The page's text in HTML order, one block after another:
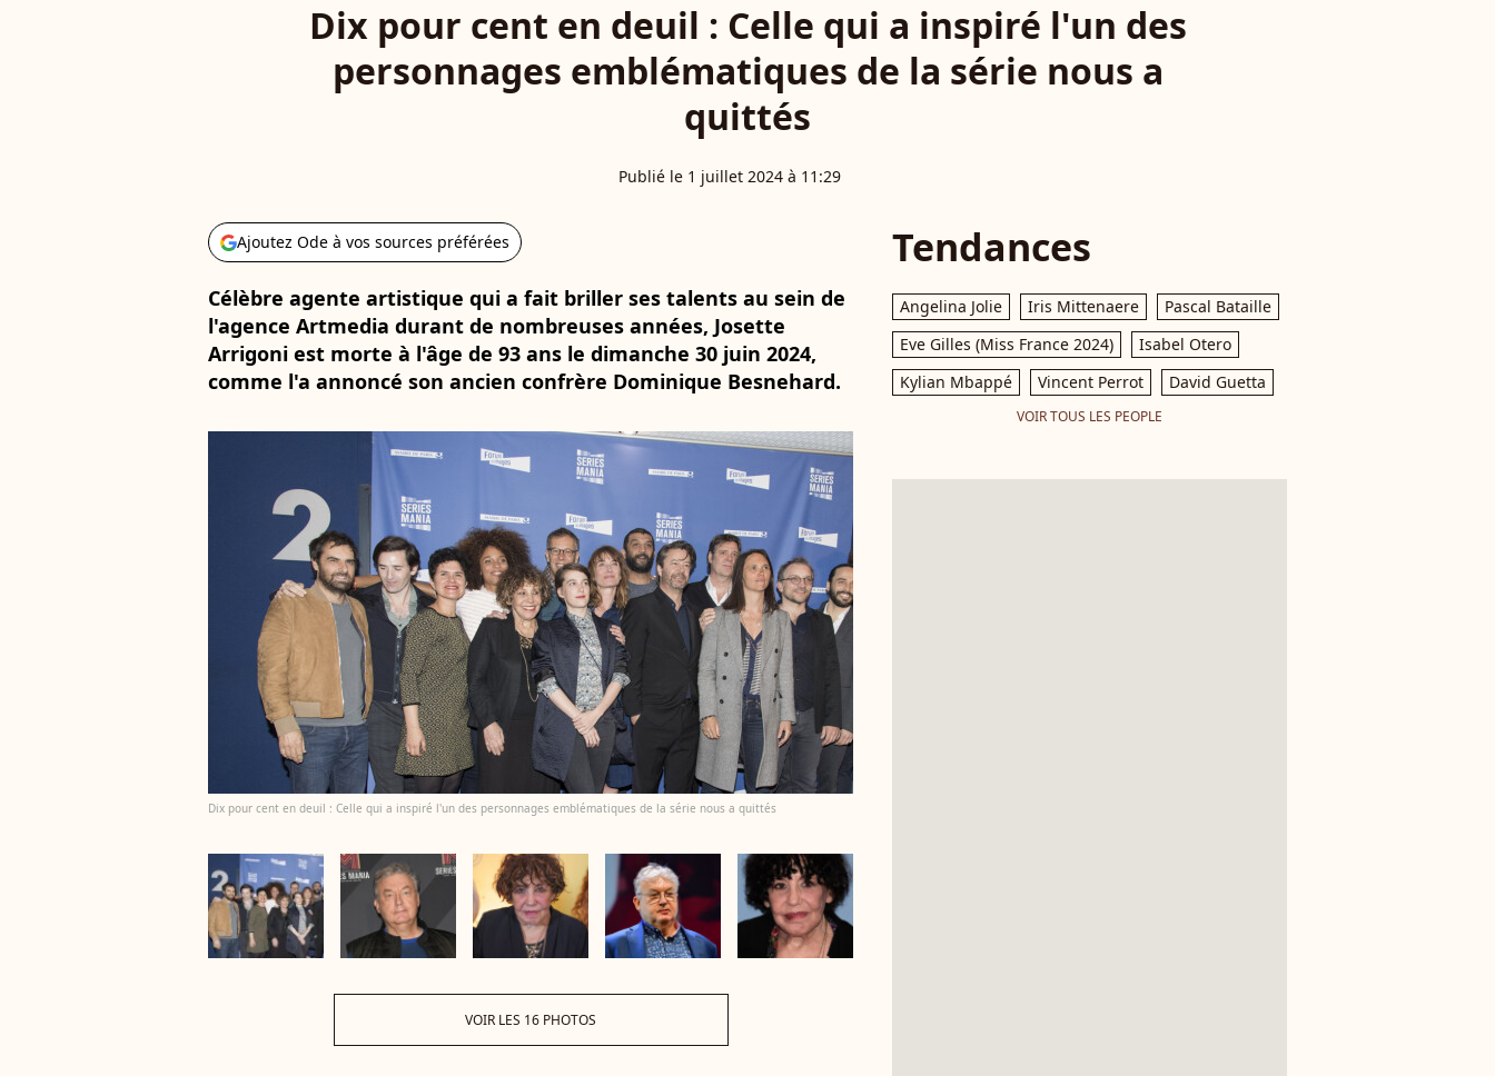
Dix pour cent en deuil : Celle qui a inspiré l'un des
personnages emblématiques de la série nous a
quittés
Publié le 1 juillet 2024 à 11:29
Ajoutez Ode à vos sources préférées
Célèbre agente artistique qui a fait briller ses talents au sein de
l'agence Artmedia durant de nombreuses années, Josette
Arrigoni est morte à l'âge de 93 ans le dimanche 30 juin 2024,
comme l'a annoncé son ancien confrère Dominique Besnehard.
Dix pour cent en deuil : Celle qui a inspiré l'un des personnages emblématiques de la série nous a quittés
VOIR LES 16 PHOTOS
Tendances
Angelina Jolie Iris Mittenaere
Pascal Bataille
Eve Gilles (Miss France 2024)
Isabel Otero
Kylian Mbappé
Vincent Perrot David Guetta
VOIR TOUS LES PEOPLE